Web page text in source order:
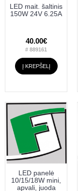
LED mait. šaltinis
150W 24V 6.25A
40.00€
# 889161
Į KREPŠELĮ
LED panelė
10/15/18W mini,
apvali, juoda